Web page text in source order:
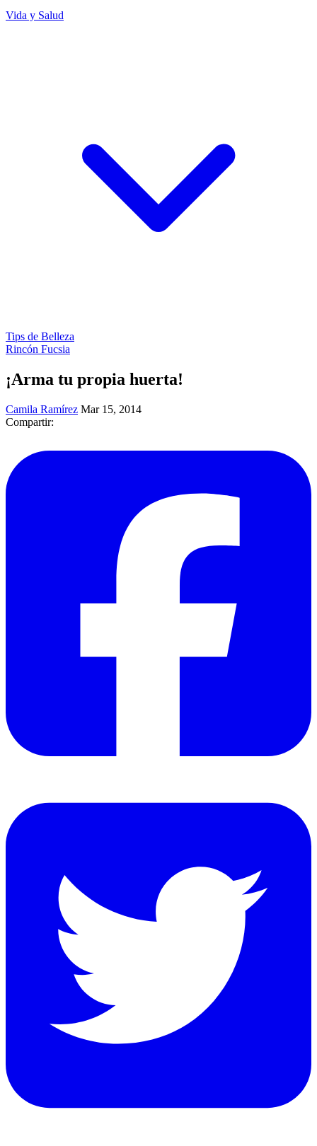
Vida y Salud
Tips de Belleza
Rincón Fucsia
¡Arma tu propia huerta!
Camila Ramírez Mar 15, 2014
Compartir: